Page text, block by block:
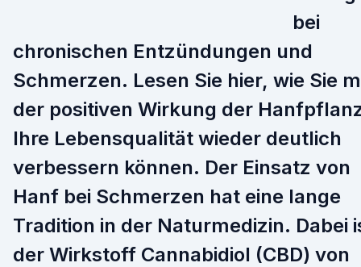
bei
chronischen Entzündungen und
Schmerzen. Lesen Sie hier, wie Sie
der positiven Wirkung der
Ihre Lebensqualität wieder deutlich
verbessern können. Der Einsatz von
Hanf bei Schmerzen hat eine lange
Tradition in der Naturmedizin. Dabei
der Wirkstoff Cannabidiol (CBD) von